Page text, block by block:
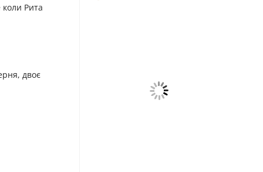
коли Рита
двоє
Декрет про відзначення
Великодня і всіх рухомих